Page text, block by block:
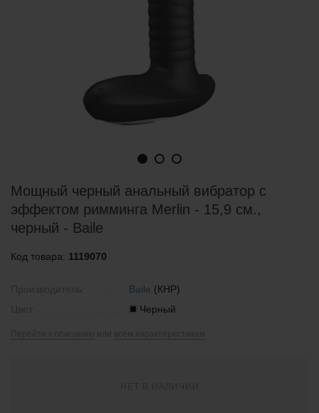
Мощный черный анальный вибратор с
эффектом римминга Merlin - 15,9 см.,
черный - Baile
Код товара: 1119070
Baile (КНР)
Черный